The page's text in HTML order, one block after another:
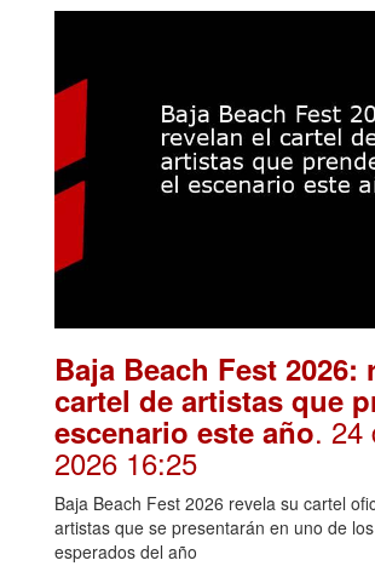
Baja Beach Fest 2026:
cartel de artistas que
escenario este año. 24
2026 16:25
Baja Beach Fest 2026 revela su cartel
artistas que se presentarán en uno de
esperados del año